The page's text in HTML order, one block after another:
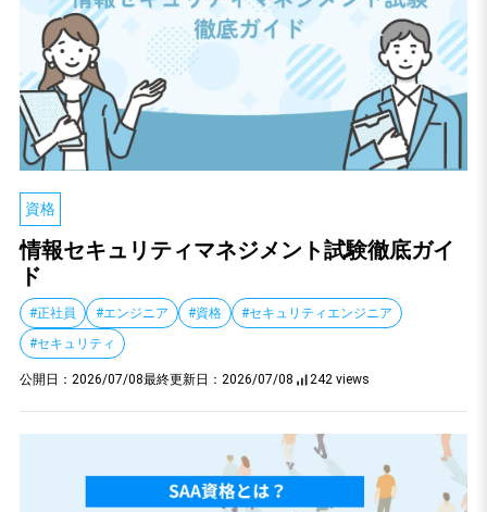
資格
情報セキュリティマネジメント試験徹底ガイ
ド
#正社員 #エンジニア #資格
#セキュリティエンジニア
#セキュリティ
公開日： 2026/07/08最終更新日： 2026/07/08 242 views